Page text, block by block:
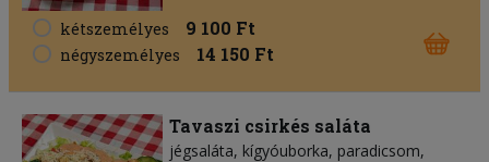
kétszemélyes 9 100 Ft
négyszemélyes 14 150 Ft
Tavaszi csirkés saláta
jégsaláta kígyóuborka paradicsom